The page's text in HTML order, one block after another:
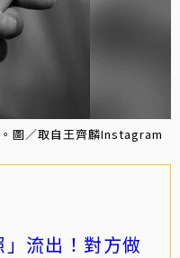
圖／取自王齊麟Instagram
流出！對方做